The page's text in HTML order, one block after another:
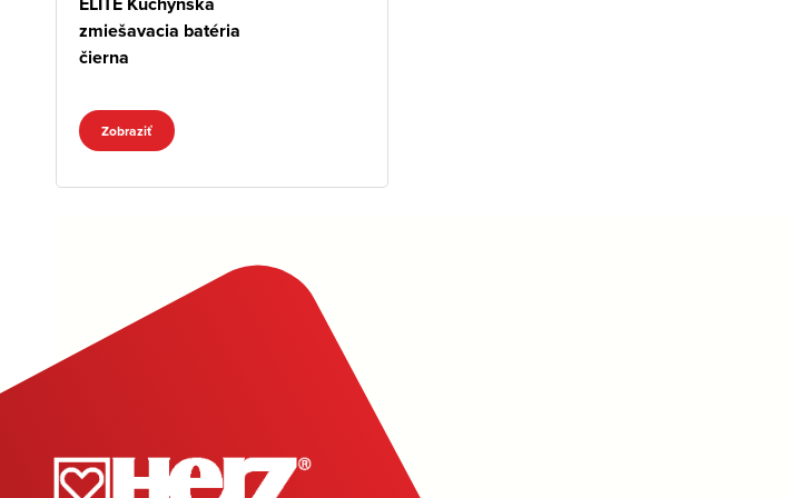
zmiešavacia batéria
čierna
Zobraziť